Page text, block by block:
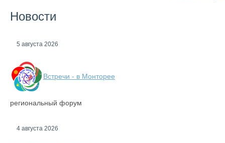
Новости
5 августа 2026
Встречи - в Монторее
региональный форум
4 августа 2026